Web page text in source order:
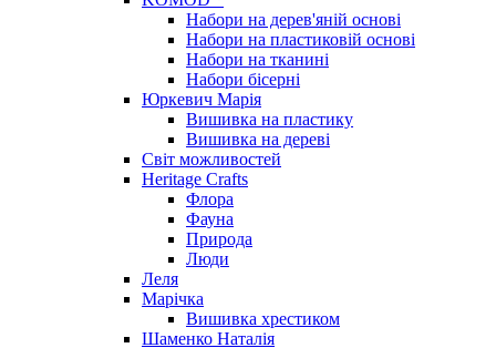
Набори на дерев'яній основі
Набори на пластиковій основі
Набори на тканині
Набори бісерні
Юркевич Марія
Вишивка на пластику
Вишивка на дереві
Світ можливостей
Heritage Crafts
Флора
Фауна
Природа
Люди
Леля
Марічка
Вишивка хрестиком
Шаменко Наталія